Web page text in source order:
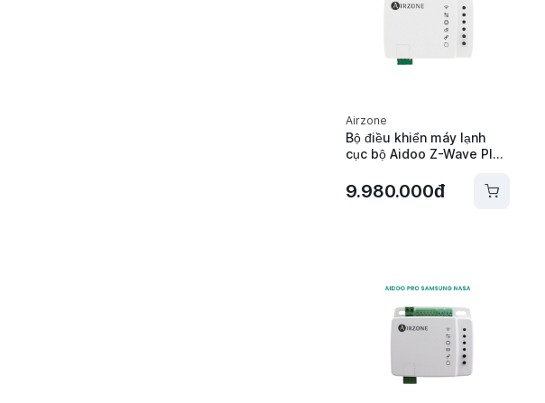
Airzone
Bộ điều khiển máy lạnh
cục bộ Aidoo Z-Wave Plus
EU Airzone -
AZAI6ZWEDA1
9.980.000đ